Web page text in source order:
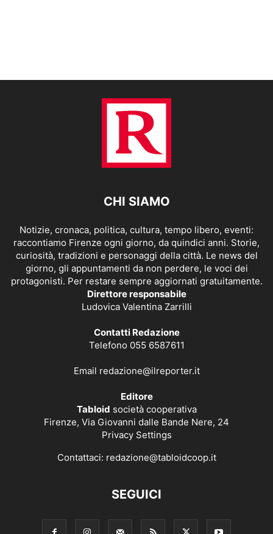
CHI SIAMO
Notizie, cronaca, politica, cultura, tempo libero, eventi:
raccontiamo Firenze ogni giorno, da quindici anni. Storie,
curiosità, tradizioni e personaggi della città. Le news del
giorno, gli appuntamenti da non perdere, le voci dei
protagonisti. Per restare sempre aggiornati gratuitamente.
Direttore responsabile
Ludovica Valentina Zarrilli
Contatti Redazione
Telefono 055 6587611
Email redazione@ilreporter.it
Editore
Tabloid società cooperativa
Firenze, Via Giovanni dalle Bande Nere, 24
Privacy Settings
Contattaci: redazione@tabloidcoop.it
SEGUICI